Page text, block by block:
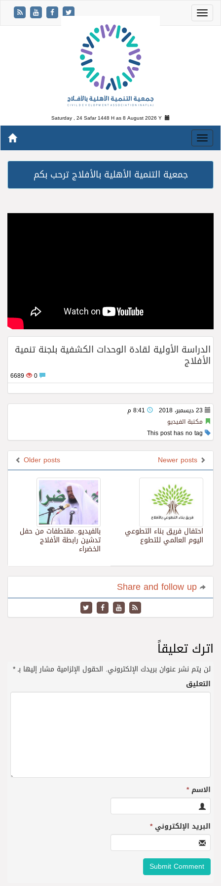
Saturday , 24 Safar 1448 H as8 August 2026 Y
جمعية التنمية الأهلية بالأفلاج ترحب بكم
الدراسة الأولية لقادة الوحدات الكشفية بلجنة تنمية
الأفلاج
6689
23 ديسمبر، 2018
مكتبة الفيديو
Older posts
بالفيديو..مقتطفات من حفل
تدشين رابطة الأفلاج
الخضراء
احتفال فريق بناء التطوعي
اليوم العالمي للتطوع
اترك تعليقاً
لن يتم نشر عنوان بريدك الإلكتروني. الحقول الإلزامية مشار إليها بـ*
التعليق
الاسم*
البريد الإلكتروني*